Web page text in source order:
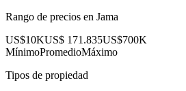
Rango de precios en Jama
US$10KUS$ 171.835US$700K
MínimoPromedioMáximo
Tipos de propiedad